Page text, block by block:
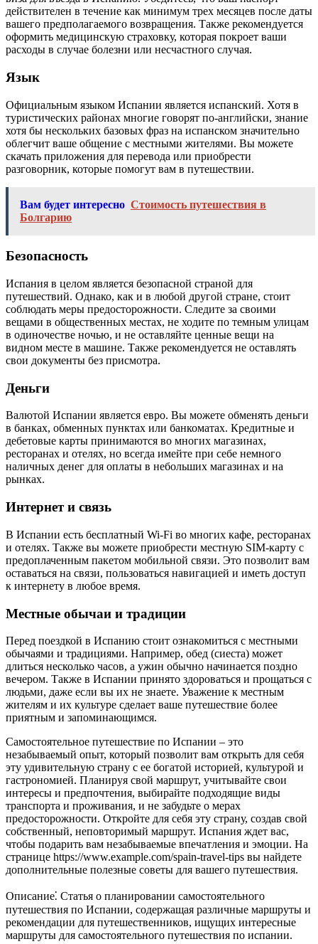
действителен в течение как минимум трех месяцев после даты
вашего предполагаемого возвращения. Также рекомендуется
оформить медицинскую страховку, которая покроет ваши
расходы в случае болезни или несчастного случая.
Язык
Официальным языком Испании является испанский. Хотя в
туристических районах многие говорят по-английски, знание
хотя бы нескольких базовых фраз на испанском значительно
облегчит ваше общение с местными жителями. Вы можете
скачать приложения для перевода или приобрести
разговорник, которые помогут вам в путешествии.
Вам будет интересно Стоимость путешествия в
Болгарию
Безопасность
Испания в целом является безопасной страной для
путешествий. Однако, как и в любой другой стране, стоит
соблюдать меры предосторожности. Следите за своими
вещами в общественных местах, не ходите по темным улицам
в одиночестве ночью, и не оставляйте ценные вещи на
видном месте в машине. Также рекомендуется не оставлять
свои документы без присмотра.
Деньги
Валютой Испании является евро. Вы можете обменять деньги
в банках, обменных пунктах или банкоматах. Кредитные и
дебетовые карты принимаются во многих магазинах,
ресторанах и отелях, но всегда имейте при себе немного
наличных денег для оплаты в небольших магазинах и на
рынках.
Интернет и связь
В Испании есть бесплатный Wi-Fi во многих кафе, ресторанах
и отелях. Также вы можете приобрести местную SIM-карту с
предоплаченным пакетом мобильной связи. Это позволит вам
оставаться на связи, пользоваться навигацией и иметь доступ
к интернету в любое время.
Местные обычаи и традиции
Перед поездкой в Испанию стоит ознакомиться с местными
обычаями и традициями. Например, обед (сиеста) может
длиться несколько часов, а ужин обычно начинается поздно
вечером. Также в Испании принято здороваться и прощаться с
людьми, даже если вы их не знаете. Уважение к местным
жителям и их культуре сделает ваше путешествие более
приятным и запоминающимся.
Самостоятельное путешествие по Испании – это
незабываемый опыт, который позволит вам открыть для себя
эту удивительную страну с ее богатой историей, культурой и
гастрономией. Планируя свой маршрут, учитывайте свои
интересы и предпочтения, выбирайте подходящие виды
транспорта и проживания, и не забудьте о мерах
предосторожности. Откройте для себя эту страну, создав свой
собственный, неповторимый маршрут. Испания ждет вас,
чтобы подарить вам незабываемые впечатления и эмоции. На
странице https://www.example.com/spain-travel-tips вы найдете
дополнительные полезные советы для вашего путешествия.
Описание⁚ Статья о планировании самостоятельного
путешествия по Испании, содержащая различные маршруты и
рекомендации для путешественников, ищущих интересные
маршруты для самостоятельного путешествия по испании.